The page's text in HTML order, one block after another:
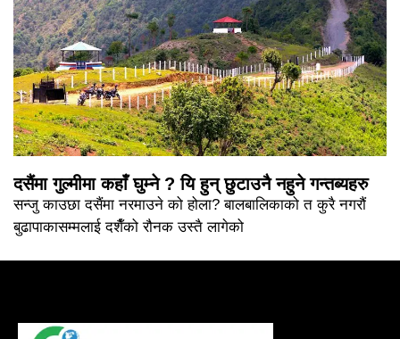
दसैंमा गुल्मीमा कहाँ घुम्ने ? यि हुन् छुटाउनै नहुने गन्तब्यहरु
सन्जु काउछा दसैंमा नरमाउने को होला? बालबालिकाको त कुरै नगरौं
बुढापाकासम्मलाई दशैँको रौनक उस्तै लागेको